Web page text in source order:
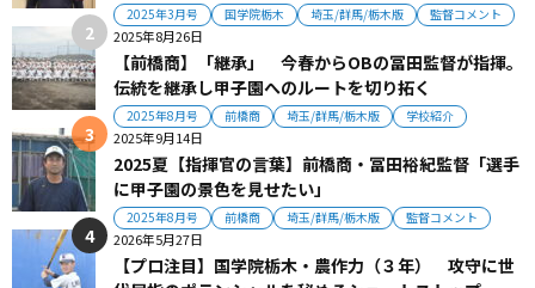
2025年3月号 国学院栃木 埼玉/群馬/栃木版 監督コメント
2025年8月26日
【前橋商】「継承」 今春からOBの冨田監督が指揮。
伝統を継承し甲子園へのルートを切り拓く
2025年8月号 前橋商 埼玉/群馬/栃木版 学校紹介
2025年9月14日
2025夏【指揮官の言葉】前橋商・冨田裕紀監督「選手
に甲子園の景色を見せたい」
2025年8月号 前橋商 埼玉/群馬/栃木版 監督コメント
2026年5月27日
【プロ注目】国学院栃木・農作力（３年） 攻守に世